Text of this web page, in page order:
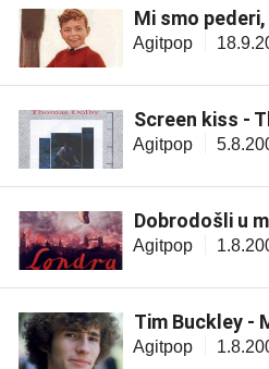
Mi smo
Agitpop
Screen kiss -
Agitpop
Dobrodošli u
Agitpop
Tim Buckley -
Agitpop